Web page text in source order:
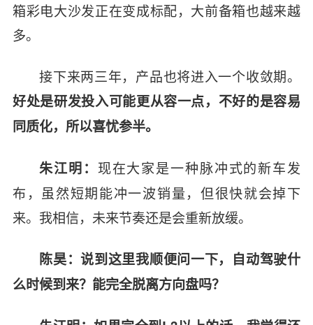
箱彩电大沙发正在变成标配，大前备箱也越来越
多。
接下来两三年，产品也将进入一个收敛期。
好处是研发投入可能更从容一点，不好的是容易
同质化，所以喜忧参半。
朱江明： 现在大家是一种脉冲式的新车发
布，虽然短期能冲一波销量，但很快就会掉下
来。我相信，未来节奏还是会重新放缓。
陈昊：说到这里我顺便问一下，自动驾驶什
么时候到来？能完全脱离方向盘吗？